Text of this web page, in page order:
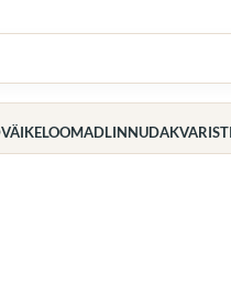
VÄIKELOOMADLINNUD